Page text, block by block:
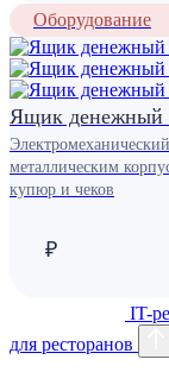
Оборудование
Ящик денежный
металлическим
купюр и чеков
₽
IT-
для ресторанов